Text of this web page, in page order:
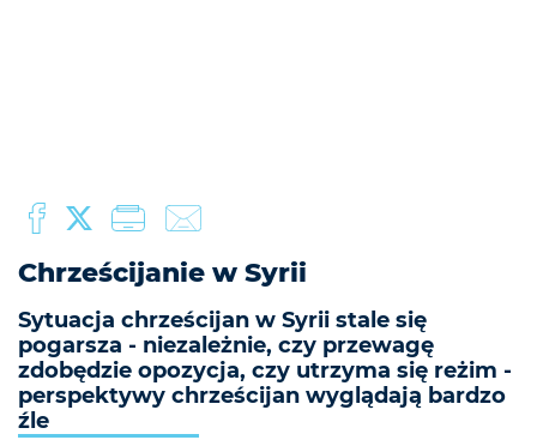
Chrześcijanie w Syrii
Sytuacja chrześcijan w Syrii stale się
pogarsza - niezależnie, czy przewagę
zdobędzie opozycja, czy utrzyma się reżim -
perspektywy chrześcijan wyglądają bardzo
źle